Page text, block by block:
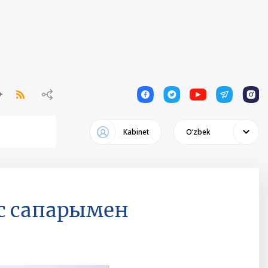
1 1 1 1 1
Кabinet Oʻzbek
сапарымен